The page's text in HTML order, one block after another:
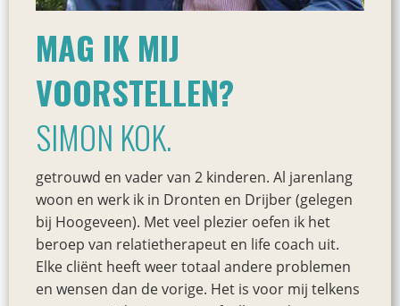
MAG IK MIJ
VOORSTELLEN?
SIMON KOK.
getrouwd en vader van 2 kinderen. Al jarenlang
woon en werk ik in Dronten en Drijber (gelegen
bij Hoogeveen). Met veel plezier oefen ik het
beroep van relatietherapeut en life coach uit.
Elke cliënt heeft weer totaal andere problemen
en wensen dan de vorige. Het is voor mij telkens